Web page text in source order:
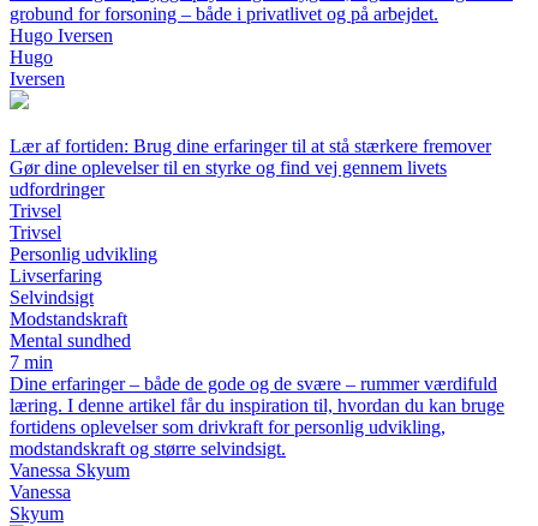
grobund for forsoning – både i privatlivet og på arbejdet.
Hugo Iversen
Hugo
Iversen
Lær af fortiden: Brug dine erfaringer til at stå stærkere fremover
Gør dine oplevelser til en styrke og find vej gennem livets
udfordringer
Trivsel
Trivsel
Personlig udvikling
Livserfaring
Selvindsigt
Modstandskraft
Mental sundhed
7 min
Dine erfaringer – både de gode og de svære – rummer værdifuld
læring. I denne artikel får du inspiration til, hvordan du kan bruge
fortidens oplevelser som drivkraft for personlig udvikling,
modstandskraft og større selvindsigt.
Vanessa Skyum
Vanessa
Skyum